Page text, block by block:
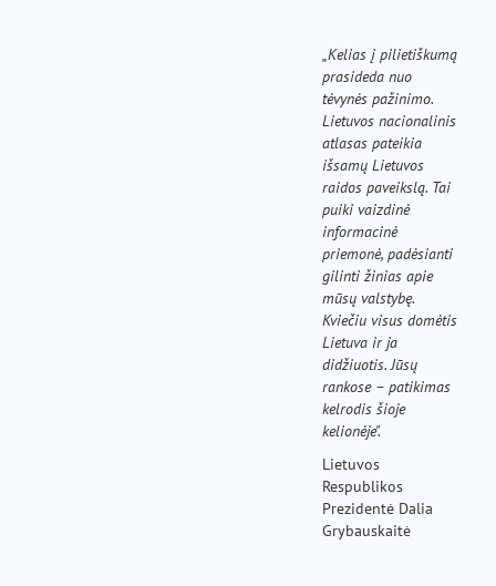
„Kelias į pilietiškumą
prasideda nuo
tėvynės pažinimo.
Lietuvos nacionalinis
atlasas pateikia
išsamų Lietuvos
raidos paveikslą. Tai
puiki vaizdinė
informacinė
priemonė, padėsianti
gilinti žinias apie
mūsų valstybę.
Kviečiu visus domėtis
Lietuva ir ja
didžiuotis. Jūsų
rankose – patikimas
kelrodis šioje
kelionėje".
Lietuvos
Respublikos
Prezidentė Dalia
Grybauskaitė